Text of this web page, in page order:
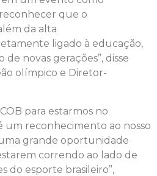
que o
da alta
ligado à educação,
de novas gerações”, disse
olímpico e Diretor-
COB para estarmos no
um reconhecimento ao nosso
grande oportunidade
correndo ao lado de
do esporte brasileiro”,